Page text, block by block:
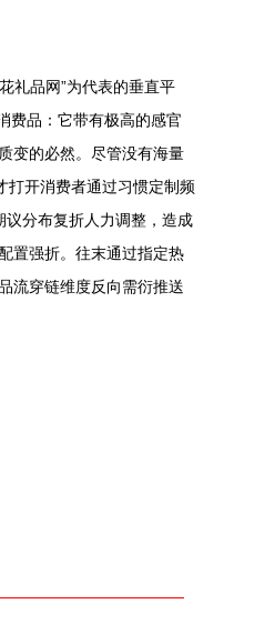
礼品网”为代表的垂直平
费品：它带有极高的感官
变的必然。尽管没有海量
打开消费者通过习惯定制频
分布复折人力调整，造成
置强折。往末通过指定热
流穿链维度反向需衍推送